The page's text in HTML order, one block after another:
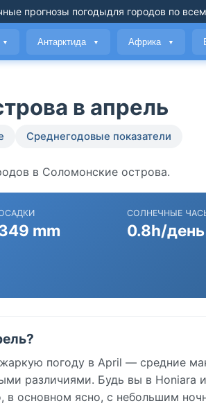
прогнозы погодыдля городов по
▼ Антарктида ▼ Африка ▼
в апрель
Среднегодовые показатели
в Соломонские острова.
mm
СОЛНЕЧНЫЕ
0.8h/день
погоду в April — средние
различиями. Будь вы в Honiara
основном ясно, с небольшим